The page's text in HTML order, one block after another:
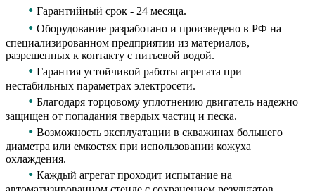
• Гарантийный срок - 24 месяца.
• Оборудование разработано и произведено в РФ на
специализированном предприятии из материалов,
разрешенных к контакту с питьевой водой.
• Гарантия устойчивой работы агрегата при
нестабильных параметрах электросети.
• Благодаря торцовому уплотнению двигатель надежно
защищен от попадания твердых частиц и песка.
• Возможность эксплуатации в скважинах большего
диаметра или емкостях при использовании кожуха
охлаждения.
• Каждый агрегат проходит испытание на